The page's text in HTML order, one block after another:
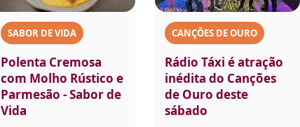
SABOR DE VIDA
Polenta Cremosa
com Molho Rústico e
Parmesão - Sabor de
Vida
CANÇÕES DE OURO
Rádio Táxi é atração
inédita do Canções
de Ouro deste
sábado